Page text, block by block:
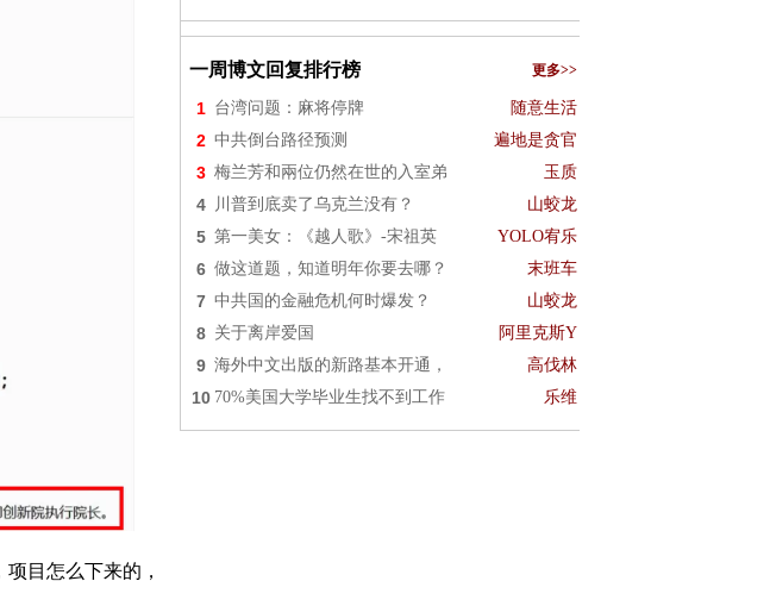
目怎么下来的，
一周博文回复排行榜 更多>>
1 台湾问题：麻将停牌 随意生活
2 中共倒台路径预测 遍地是贪官
3 梅兰芳和兩位仍然在世的入室弟 玉质
4 川普到底卖了乌克兰没有？ 山蛟龙
5 第一美女：《越人歌》-宋祖英 YOLO宥乐
6 做这道题，知道明年你要去哪？ 末班车
7 中共国的金融危机何时爆发？ 山蛟龙
8 关于离岸爱国 阿里克斯Y
9 海外中文出版的新路基本开通， 高伐林
10 70%美国大学毕业生找不到工作 乐维